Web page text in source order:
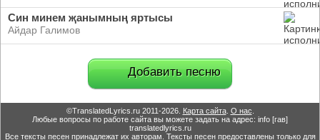
Син минем җанымның яртысы
Айдар Галимов
Добавить песню
©TranslatedLyrics.ru 2011-2026. Карта сайта. О нас
Любые вопросы по работе сайта вы можете задать на адрес: info [гав]
translatedlyrics.ru
Все тексты песен принадлежат их авторам. Тексты песен предоставлены только для